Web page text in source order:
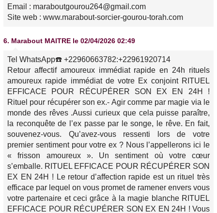
Email : maraboutgourou264@gmail.com
Site web : www.marabout-sorcier-gourou-torah.com
6. Marabout MAITRE le 02/04/2026 02:49
Tel WhatsApp☎️ +22960663782:+22961920714
Retour affectif amoureux immédiat rapide en 24h rituels
amoureux rapide immédiat de votre Ex conjoint RITUEL
EFFICACE POUR RÉCUPÉRER SON EX EN 24H !
Rituel pour récupérer son ex.- Agir comme par magie via le
monde des rêves .Aussi curieux que cela puisse paraître,
la reconquête de l’ex passe par le songe, le rêve. En fait,
souvenez-vous. Qu’avez-vous ressenti lors de votre
premier sentiment pour votre ex ? Nous l’appellerons ici le
« frisson amoureux ». Un sentiment où votre cœur
s’emballe. RITUEL EFFICACE POUR RÉCUPÉRER SON
EX EN 24H ! Le retour d’affection rapide est un rituel très
efficace par lequel on vous promet de ramener envers vous
votre partenaire et ceci grâce à la magie blanche RITUEL
EFFICACE POUR RÉCUPÉRER SON EX EN 24H ! Vous